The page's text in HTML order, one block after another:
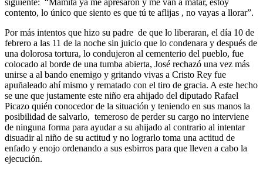
siguiente: “Mamita ya me apresaron y me van a matar, estoy
contento, lo único que siento es que tú te aflijas , no vayas a llorar”.
Por más intentos que hizo su padre de que lo liberaran, el día 10 de
febrero a las 11 de la noche sin juicio que lo condenara y después de
una dolorosa tortura, lo condujeron al cementerio del pueblo, fue
colocado al borde de una tumba abierta, José rechazó una vez más
unirse a al bando enemigo y gritando vivas a Cristo Rey fue
apuñaleado ahí mismo y rematado con el tiro de gracia. A este hecho
se une que justamente este niño era ahijado del diputado Rafael
Picazo quién conocedor de la situación y teniendo en sus manos la
posibilidad de salvarlo, temeroso de perder su cargo no interviene
de ninguna forma para ayudar a su ahijado al contrario al intentar
disuadir al niño de su actitud y no lograrlo toma una actitud de
enfado y enojo ordenando a sus esbirros para que lleven a cabo la
ejecución.